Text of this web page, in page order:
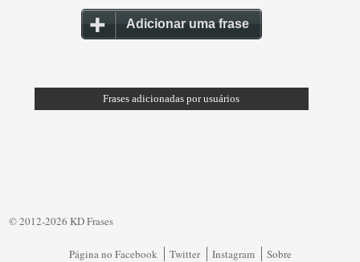
Adicionar uma frase
Frases adicionadas por usuários
© 2012-2026 KD Frases
Página no Facebook Twitter Instagram Sobre